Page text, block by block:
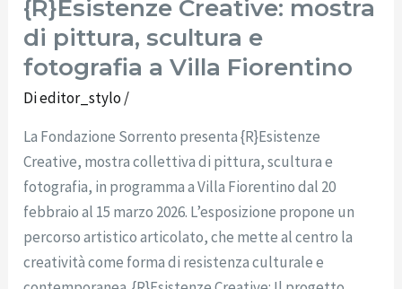
{R}Esistenze Creative: mostra
di pittura, scultura e
fotografia a Villa Fiorentino
Dieditor_stylo/
La Fondazione Sorrento presenta {R}Esistenze
Creative, mostra collettiva di pittura, scultura e
fotografia, in programma a Villa Fiorentino dal 20
febbraio al 15 marzo 2026. L’esposizione propone un
percorso artistico articolato, che mette al centro la
creatività come forma di resistenza culturale e